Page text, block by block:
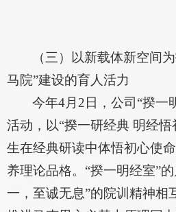
（三）以新载体新空间
马院”建设的育人活力
今年4月2日，公司“揆一
活动，以“揆一研经典 明经
生在经典研读中体悟初心使
养理论品格。“揆一明经室”
一，至诚无息”的院训精神相